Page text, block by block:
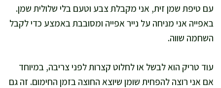
עם טיפת שמן זית, אני מקבלת צבע וטעם בלי שלולית שמן.
באפייה אני מניחה על נייר אפייה ומסובבת באמצע כדי לקבל
השחמה שווה.
עוד טריק הוא לבשל או לחלוט קצרות לפני צריבה, במיוחד
אם אני רוצה להפחית שומן שיוצא החוצה בזמן החימום. זה גם